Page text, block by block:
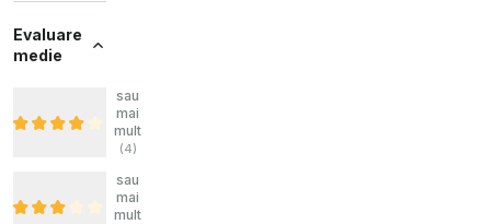
Evaluare
medie
sau
mai
mult
(4)
sau
mai
mult